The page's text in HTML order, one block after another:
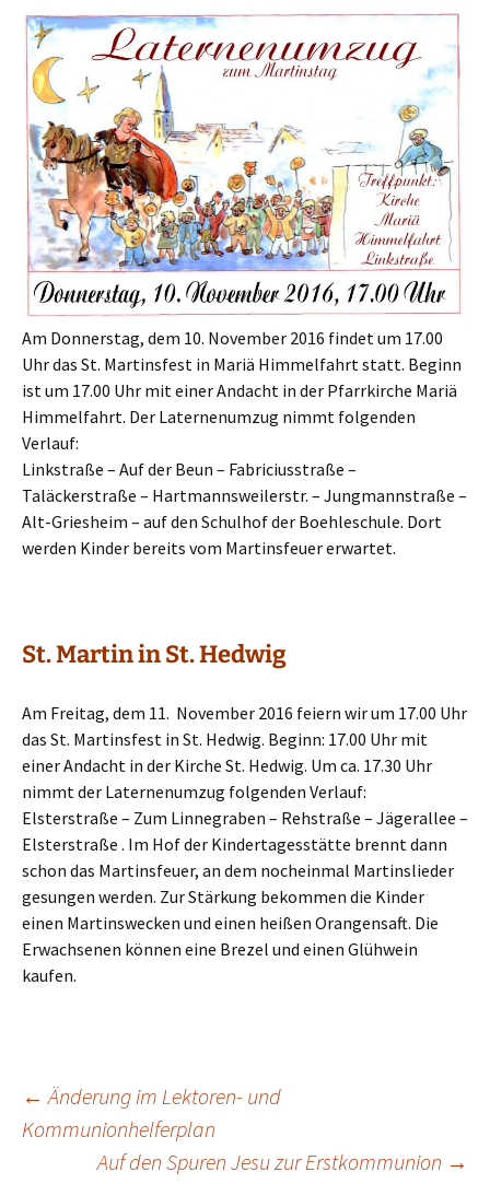
Am Donnerstag, dem 10. November 2016 findet um 17.00
Uhr das St. Martinsfest in Mariä Himmelfahrt statt. Beginn
ist um 17.00 Uhr mit einer Andacht in der Pfarrkirche Mariä
Himmelfahrt. Der Laternenumzug nimmt folgenden
Verlauf:
Linkstraße – Auf der Beun – Fabriciusstraße –
Taläckerstraße – Hartmannsweilerstr. – Jungmannstraße –
Alt-Griesheim – auf den Schulhof der Boehleschule. Dort
werden Kinder bereits vom Martinsfeuer erwartet.
St. Martin in St. Hedwig
Am Freitag, dem 11. November 2016 feiern wir um 17.00 Uhr
das St. Martinsfest in St. Hedwig. Beginn: 17.00 Uhr mit
einer Andacht in der Kirche St. Hedwig. Um ca. 17.30 Uhr
nimmt der Laternenumzug folgenden Verlauf:
Elsterstraße – Zum Linnegraben – Rehstraße – Jägerallee –
Elsterstraße . Im Hof der Kindertagesstätte brennt dann
schon das Martinsfeuer, an dem nocheinmal Martinslieder
gesungen werden. Zur Stärkung bekommen die Kinder
einen Martinswecken und einen heißen Orangensaft. Die
Erwachsenen können eine Brezel und einen Glühwein
kaufen.
Beitragsnavigation
← Änderung im Lektoren- und
Kommunionhelferplan
Auf den Spuren Jesu zur Erstkommunion →